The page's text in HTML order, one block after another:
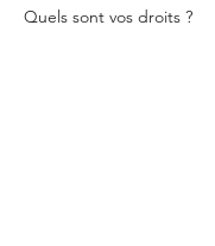
Quels sont vos droits ?